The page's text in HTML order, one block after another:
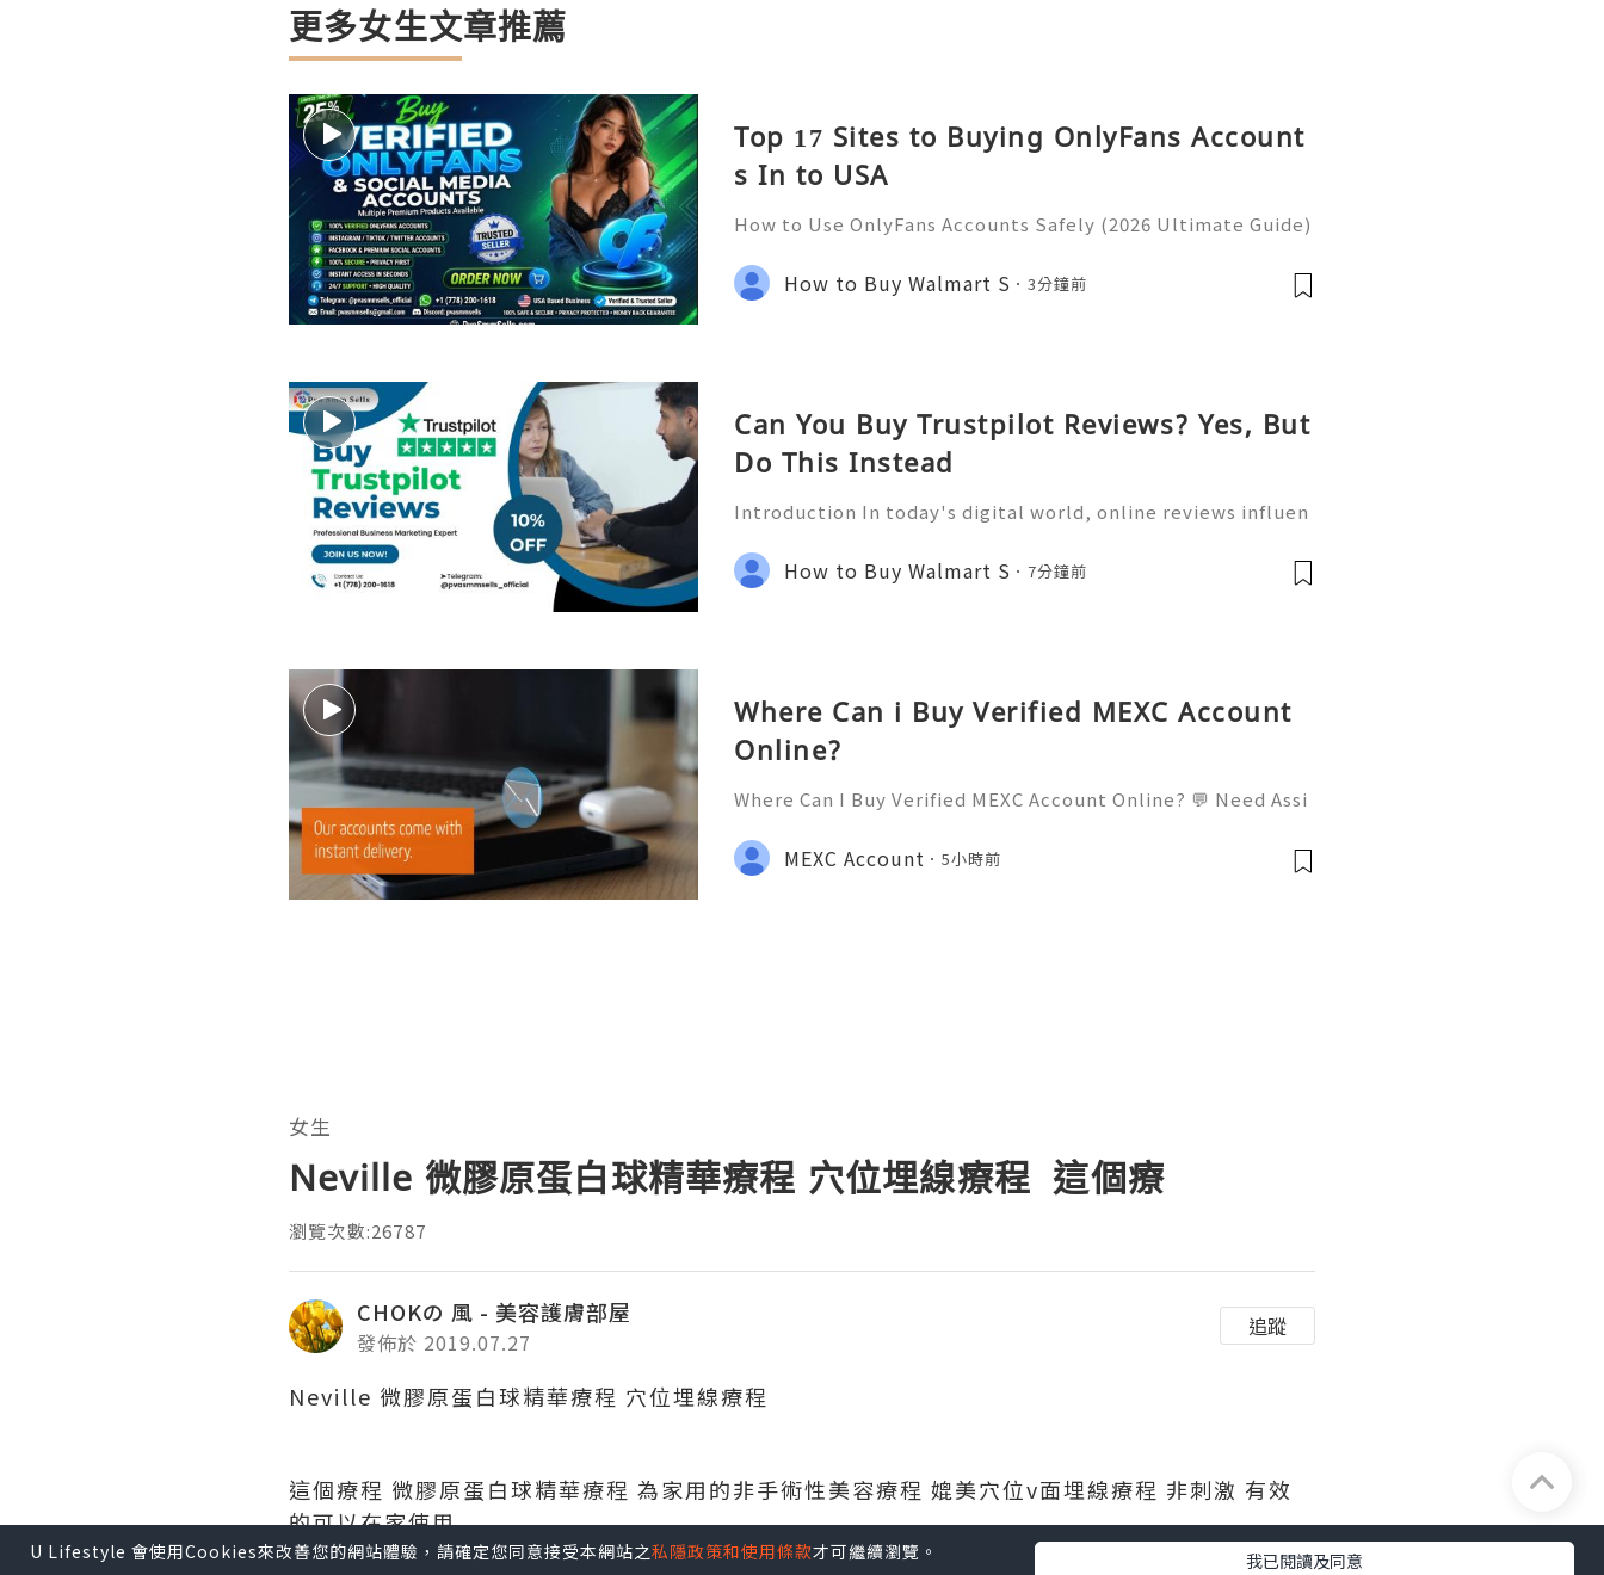
U Lifestyle 會使用Cookies來改善您的網站體驗，請確定您同意接受本網站之私隱政策和使用條款才可繼續瀏覽。 我已閱讀及同意
更多女生文章推薦
Top 17 Sites to Buying OnlyFans Account
s In to USA
How to Use OnlyFans Accounts Safely (2026 Ultimate Guide)
e access content, manage subscriptions, and participate in
online communities. OnlyF
How to Buy Walmart S 3分鐘前
Can You Buy Trustpilot Reviews? Yes, But
Do This Instead
Introduction In today's digital world, online reviews influen
nd customer experiences. Before making decisions, many in
dividuals read reviews
How to Buy Walmart S 7分鐘前
Where Can i Buy Verified MEXC Account
Online?
Where Can I Buy Verified MEXC Account Online? 💬 Need Assi
💎 WhatsApp: +1(772)563-8300 🚀 Telegram: @usamarketit 🎮
discord: usamarketit ✅ Trusted S
MEXC Account 5小時前
女生
Neville 微膠原蛋白球精華療程 穴位埋線療程 這個療
瀏覽次數:26787
CHOKの 風 - 美容護膚部屋
發佈於 2019.07.27
追蹤
Neville 微膠原蛋白球精華療程 穴位埋線療程
這個療程 微膠原蛋白球精華療程 為家用的非手術性美容療程 媲美穴位v面埋線療程 非刺激 有效
的可以在家使用